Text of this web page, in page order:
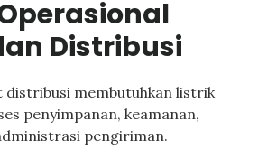
Distribusi
distribusi membutuhkan listrik
penyimpanan, keamanan,
pengiriman.